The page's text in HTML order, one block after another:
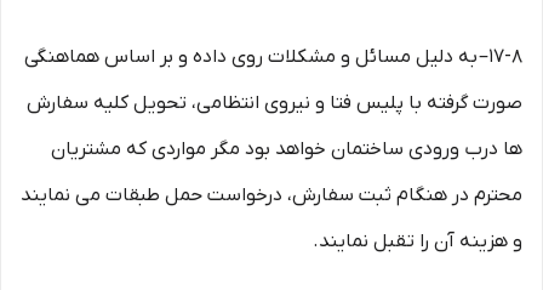
۱۷-۸– به دلیل مسائل و مشکلات روی داده و بر اساس هماهنگی
صورت گرفته با پلیس فتا و نیروی انتظامی، تحویل کلیه سفارش
ها درب ورودی ساختمان خواهد بود مگر مواردی که مشتریان
محترم در هنگام ثبت سفارش، درخواست حمل طبقات می نمایند
و هزینه آن را تقبل نمایند.